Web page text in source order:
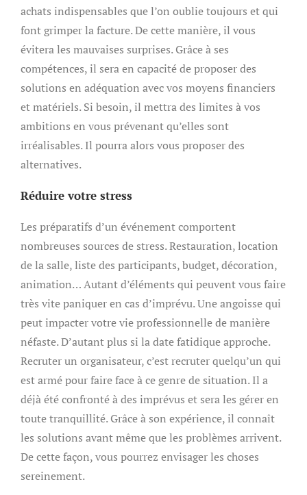
achats indispensables que l’on oublie toujours et qui
font grimper la facture. De cette manière, il vous
évitera les mauvaises surprises. Grâce à ses
compétences, il sera en capacité de proposer des
solutions en adéquation avec vos moyens financiers
et matériels. Si besoin, il mettra des limites à vos
ambitions en vous prévenant qu’elles sont
irréalisables. Il pourra alors vous proposer des
alternatives.
Réduire votre stress
Les préparatifs d’un événement comportent
nombreuses sources de stress. Restauration, location
de la salle, liste des participants, budget, décoration,
animation… Autant d’éléments qui peuvent vous faire
très vite paniquer en cas d’imprévu. Une angoisse qui
peut impacter votre vie professionnelle de manière
néfaste. D’autant plus si la date fatidique approche.
Recruter un organisateur, c’est recruter quelqu’un qui
est armé pour faire face à ce genre de situation. Il a
déjà été confronté à des imprévus et sera les gérer en
toute tranquillité. Grâce à son expérience, il connaît
les solutions avant même que les problèmes arrivent.
De cette façon, vous pourrez envisager les choses
sereinement.